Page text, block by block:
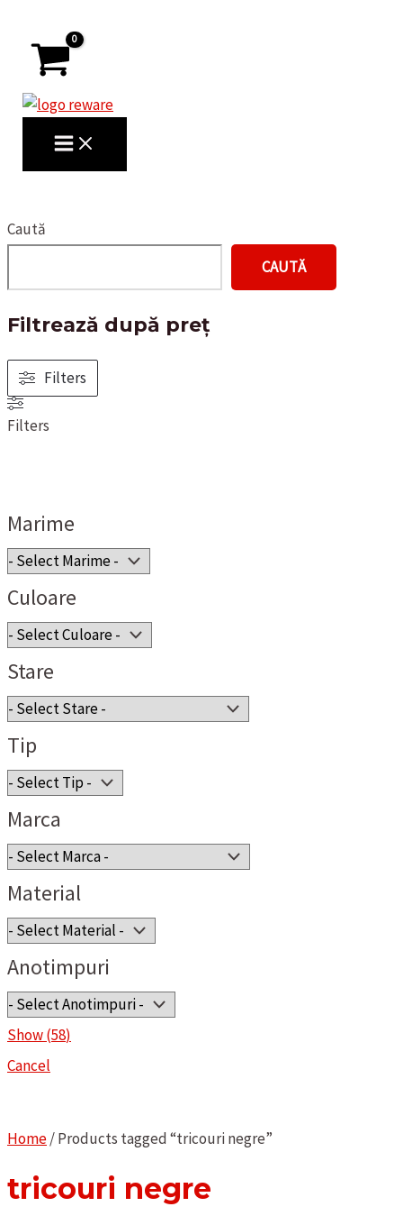
content
MAIN
MENU
Caută
CAUTĂ
Filtrează după preț
Filters
Filters
Marime
Culoare
Stare
Tip
Marca
Material
Anotimpuri
Show(58)
Cancel
Home/ Products tagged “tricouri negre”
tricouri negre